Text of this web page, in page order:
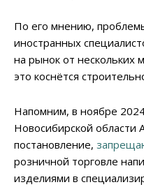
По его мнению,
иностранных
на рынок от нескольких
это коснётся
Напомним, в ноябре
Новосибирской области
постановление,
розничной торговле
изделиями в